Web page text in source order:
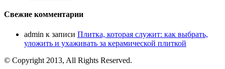
Свежие комментарии
admin к записи Плитка, которая служит: как выбрать,
уложить и ухаживать за керамической плиткой
© Copyright 2013, All Rights Reserved.